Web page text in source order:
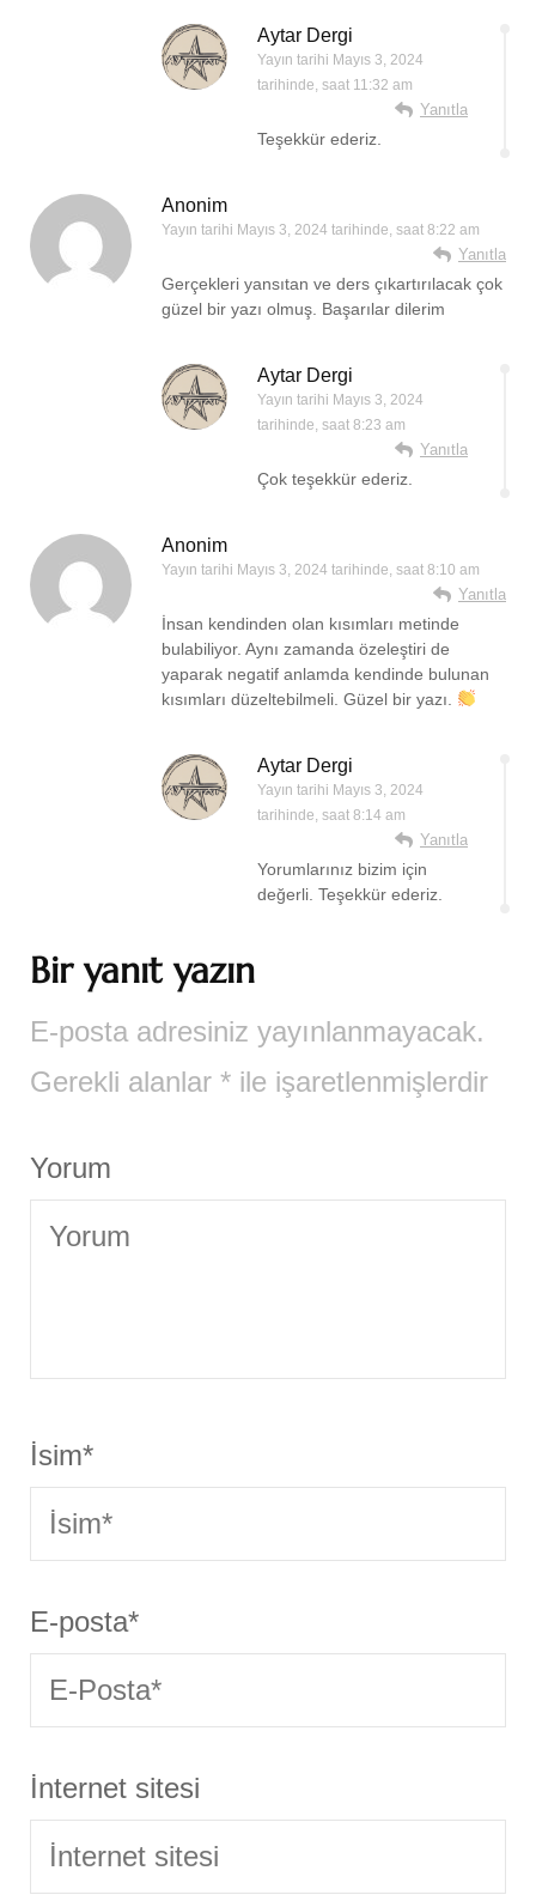
Aytar Dergi
Yayın tarihi Mayıs 3, 2024
tarihinde, saat 11:32 am
Yanıtla
Teşekkür ederiz.
Anonim
Yayın tarihi Mayıs 3, 2024 tarihinde, saat 8:22 am
Yanıtla
Gerçekleri yansıtan ve ders çıkartırılacak çok
güzel bir yazı olmuş. Başarılar dilerim
Aytar Dergi
Yayın tarihi Mayıs 3, 2024
tarihinde, saat 8:23 am
Yanıtla
Çok teşekkür ederiz.
Anonim
Yayın tarihi Mayıs 3, 2024 tarihinde, saat 8:10 am
Yanıtla
İnsan kendinden olan kısımları metinde
bulabiliyor. Aynı zamanda özeleştiri de
yaparak negatif anlamda kendinde bulunan
kısımları düzeltebilmeli. Güzel bir yazı.
Aytar Dergi
Yayın tarihi Mayıs 3, 2024
tarihinde, saat 8:14 am
Yanıtla
Yorumlarınız bizim için
değerli. Teşekkür ederiz.
Bir yanıt yazın
E-posta adresiniz yayınlanmayacak.
Gerekli alanlar * ile işaretlenmişlerdir
Yorum
İsim*
E-posta*
İnternet sitesi